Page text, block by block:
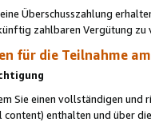
Überschusszahlung
zahlbaren Vergütung zu
für die Teilnahme
Sie einen vollständigen
enthalten und über